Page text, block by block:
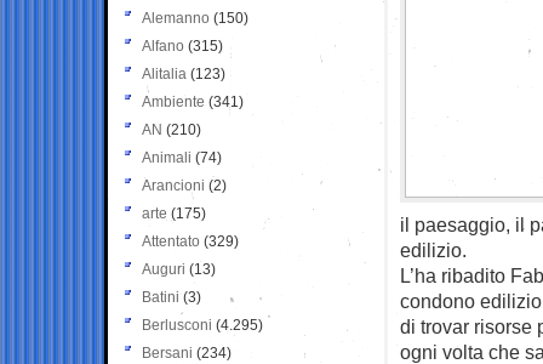
il paesaggio, il
edilizio.
L’ha ribadito
condono
di trovar risorse
ogni volta che
Alemanno (150)
Alfano (315)
Alitalia (123)
Ambiente (341)
AN (210)
Animali (74)
Arancioni (2)
arte (175)
Attentato (329)
Auguri (13)
Batini (3)
Berlusconi (4.295)
Bersani (234)